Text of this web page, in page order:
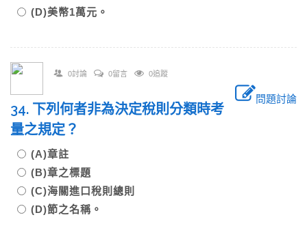
(D)美幣1萬元。
0討論 0留言 0追蹤
問題討論
34. 下列何者非為決定稅則分類時考
量之規定？
(A)章註
(B)章之標題
(C)海關進口稅則總則
(D)節之名稱。